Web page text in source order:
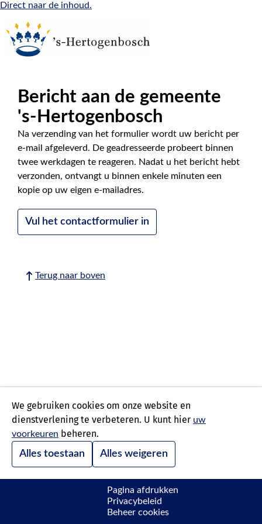
Direct naar de inhoud.
Bericht aan de gemeente
's-Hertogenbosch
Na verzending van het formulier wordt uw bericht per
e-mail afgeleverd. De geadresseerde probeert binnen
twee werkdagen te reageren. Nadat u het bericht hebt
verzonden, ontvangt u binnen enkele minuten een
kopie op uw eigen e-mailadres.
Vul het contactformulier in
Terug naar boven
We gebruiken cookies om onze website en
dienstverlening te verbeteren. U kunt hier uw
voorkeuren beheren.
Alles toestaan Alles weigeren
Pagina afdrukken
Privacybeleid
Beheer cookies